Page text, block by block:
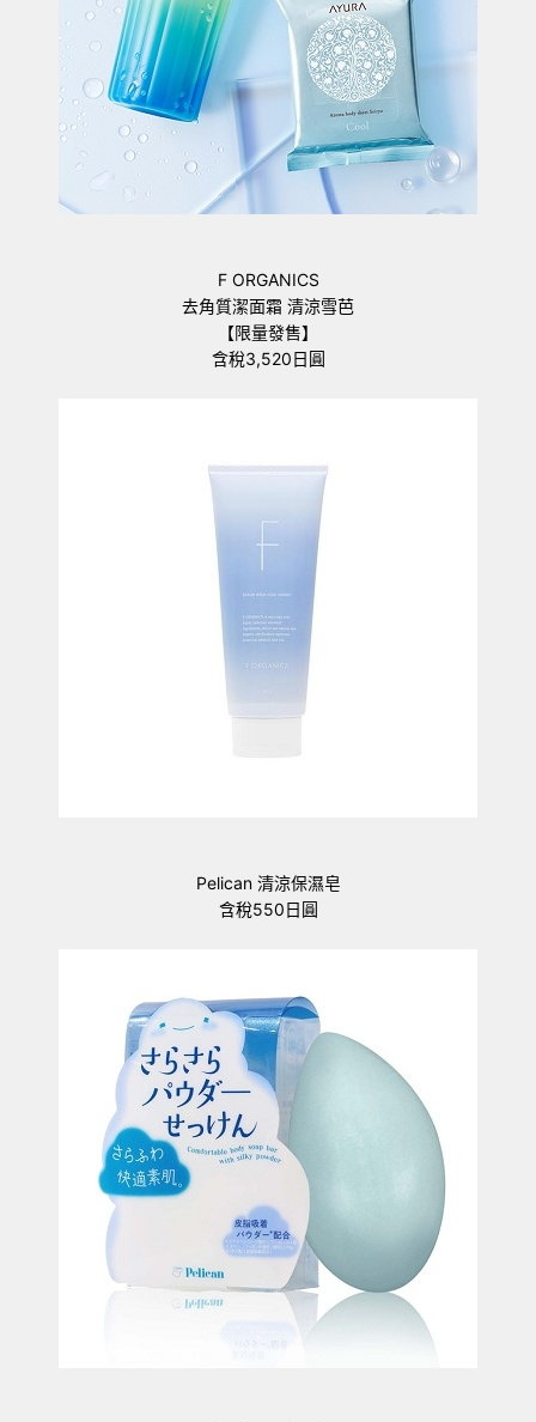
F ORGANICS
去角質潔面霜 清涼雪芭
【限量發售】
含稅3,520日圓
Pelican 清涼保濕皂
含稅550日圓